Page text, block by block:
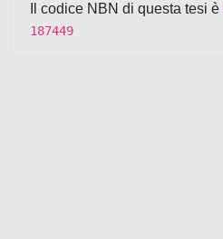
Il codice NBN di questa tesi è
187449